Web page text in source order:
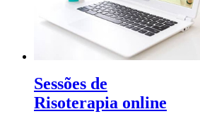
Sessões de
Risoterapia online